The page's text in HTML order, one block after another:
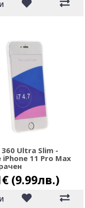
Ultra Slim -
iPhone 11 Pro Max
(9.99лв.)